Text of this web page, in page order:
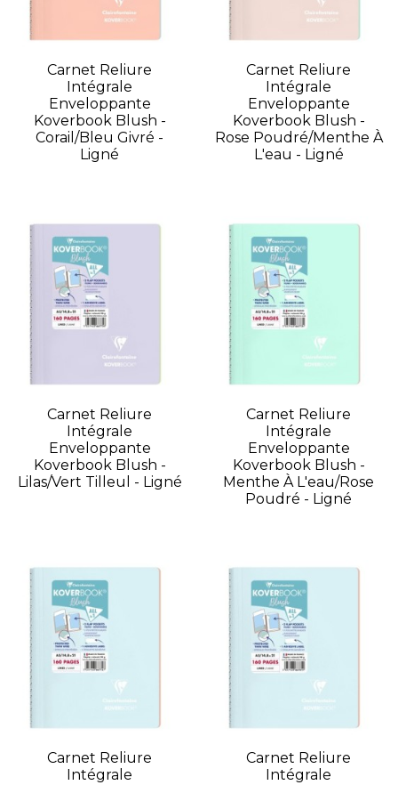
Carnet Reliure
Intégrale
Enveloppante
Koverbook Blush -
Corail/Bleu Givré -
Ligné
Carnet Reliure
Intégrale
Enveloppante
Koverbook Blush -
Rose Poudré/Menthe À
L'eau - Ligné
Carnet Reliure
Intégrale
Enveloppante
Koverbook Blush -
Lilas/Vert Tilleul - Ligné
Carnet Reliure
Intégrale
Enveloppante
Koverbook Blush -
Menthe À L'eau/Rose
Poudré - Ligné
Carnet Reliure
Intégrale
Carnet Reliure
Intégrale